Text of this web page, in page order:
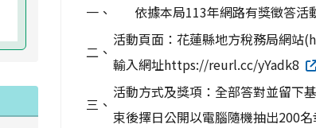
一、
依據本局113年網路有獎徵答活
二、
活動頁面：花蓮縣地方稅務局網
輸入網址https://reurl.cc/yYadk8
三、
活動方式及獎項：全部答對並留下
束後擇日公開以電腦隨機抽出200